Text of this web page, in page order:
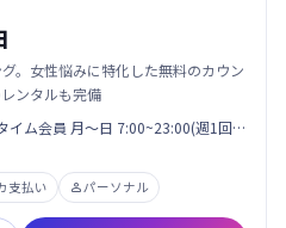
。女性悩みに特化した無料のカウン
ンタルも完備
ム会員 月〜日 7:00~23:00(週1回…
支払い パーソナル